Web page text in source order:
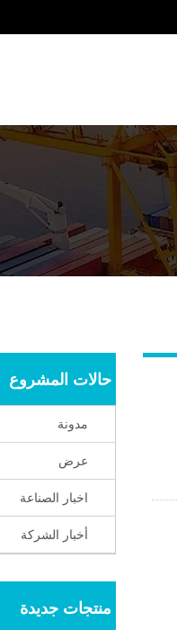
حالات المشروع
مدونة
عرض
اخبار الصناعة
أخبار الشركة
منتجات جديدة